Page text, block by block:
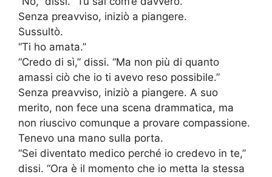
Senza preavviso, iniziò a piangere.
Sussultò.
“Ti ho amata.”
“Credo di sì,” dissi. “Ma non più di quanto
amassi ciò che io ti avevo reso possibile.”
Senza preavviso, iniziò a piangere. A suo
merito, non fece una scena drammatica, ma
non riuscivo comunque a provare compassione.
Tenevo una mano sulla porta.
“Sei diventato medico perché io credevo in te,”
dissi. “Ora è il momento che io metta la stessa